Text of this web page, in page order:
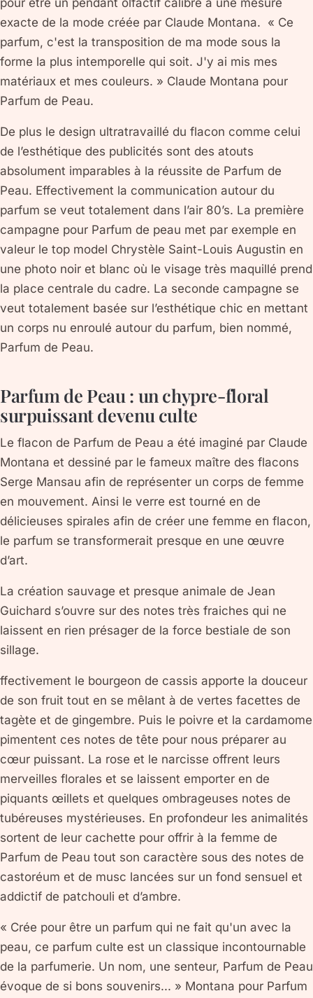
pour être un pendant olfactif calibré à une mesure
exacte de la mode créée par Claude Montana. « Ce
parfum, c'est la transposition de ma mode sous la
forme la plus intemporelle qui soit. J'y ai mis mes
matériaux et mes couleurs. » Claude Montana pour
Parfum de Peau.
De plus le design ultratravaillé du flacon comme celui
de l’esthétique des publicités sont des atouts
absolument imparables à la réussite de Parfum de
Peau. Effectivement la communication autour du
parfum se veut totalement dans l’air 80’s. La première
campagne pour Parfum de peau met par exemple en
valeur le top model Chrystèle Saint-Louis Augustin en
une photo noir et blanc où le visage très maquillé prend
la place centrale du cadre. La seconde campagne se
veut totalement basée sur l’esthétique chic en mettant
un corps nu enroulé autour du parfum, bien nommé,
Parfum de Peau.
Parfum de Peau : un chypre-floral
surpuissant devenu culte
Le flacon de Parfum de Peau a été imaginé par Claude
Montana et dessiné par le fameux maître des flacons
Serge Mansau afin de représenter un corps de femme
en mouvement. Ainsi le verre est tourné en de
délicieuses spirales afin de créer une femme en flacon,
le parfum se transformerait presque en une œuvre
d’art.
La création sauvage et presque animale de Jean
Guichard s’ouvre sur des notes très fraiches qui ne
laissent en rien présager de la force bestiale de son
sillage.
ffectivement le bourgeon de cassis apporte la douceur
de son fruit tout en se mêlant à de vertes facettes de
tagète et de gingembre. Puis le poivre et la cardamome
pimentent ces notes de tête pour nous préparer au
cœur puissant. La rose et le narcisse offrent leurs
merveilles florales et se laissent emporter en de
piquants œillets et quelques ombrageuses notes de
tubéreuses mystérieuses. En profondeur les animalités
sortent de leur cachette pour offrir à la femme de
Parfum de Peau tout son caractère sous des notes de
castoréum et de musc lancées sur un fond sensuel et
addictif de patchouli et d’ambre.
« Crée pour être un parfum qui ne fait qu'un avec la
peau, ce parfum culte est un classique incontournable
de la parfumerie. Un nom, une senteur, Parfum de Peau
évoque de si bons souvenirs... » Montana pour Parfum